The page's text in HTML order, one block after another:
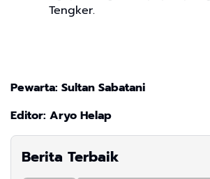
Tengker.
Pewarta: Sultan Sabatani
Editor: Aryo Helap
Berita Terbaik